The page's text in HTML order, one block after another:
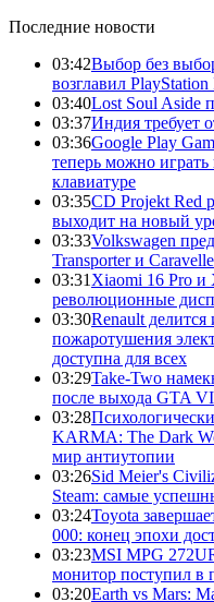
Последние новости
03:42Выбор без
возглавил
03:40Lost Soul Aside
03:37Индия требует
03:36Google Play
теперь можно
клавиатуре
03:35CD Projekt Red
выходит на новый
03:33Volkswagen
Transporter и Caravelle
03:31 Xiaomi 16 Pro и
революционные
03:30Renault
пожаротушения
доступна для всех
03:29Take-Two
после выхода GTA VI
03:28
KARMA: The Dark
мир антиутопии
03:26Sid Meier's
Steam: самые
03:24Toyota
000: конец эпохи
03:23MSI MPG
монитор поступил в
03:20Earth vs Mars: